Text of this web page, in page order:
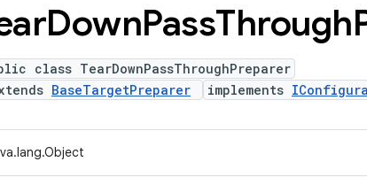
DownPassThrough
class TearDownPassThroughPreparer
BaseTargetPreparer implements